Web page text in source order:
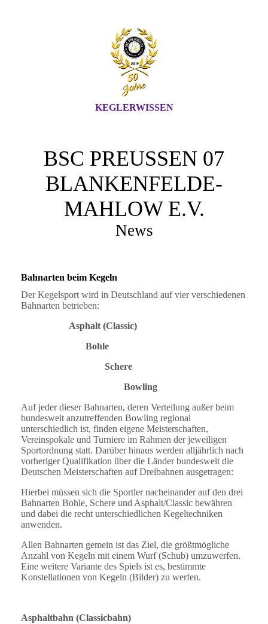
KEGLERWISSEN
BSC PREUSSEN 07 B
LANKENFELDE-M
AHLOW E.V.
News
Bahnarten beim Kegeln
Der Kegelsport wird in Deutschland auf vier verschiedenen
Bahnarten betrieben:
Asphalt (Classic)
Bohle
Schere
Bowling
Auf jeder dieser Bahnarten, deren Verteilung außer beim
bundesweit anzutreffenden Bowling regional
unterschiedlich ist, finden eigene Meisterschaften,
Vereinspokale und Turniere im Rahmen der jeweiligen
Sportordnung statt. Darüber hinaus werden alljährlich nach
vorheriger Qualifikation über die Länder bundesweit die
Deutschen Meisterschaften auf Dreibahnen ausgetragen:
Hierbei müssen sich die Sportler nacheinander auf den drei
Bahnarten Bohle, Schere und Asphalt/Classic bewähren
und dabei die recht unterschiedlichen Kegeltechniken
anwenden.
Allen Bahnarten gemein ist das Ziel, die größtmögliche
Anzahl von Kegeln mit einem Wurf (Schub) umzuwerfen.
Eine weitere Variante des Spiels ist es, bestimmte
Konstellationen von Kegeln (Bilder) zu werfen.
Asphaltbahn (Classicbahn)